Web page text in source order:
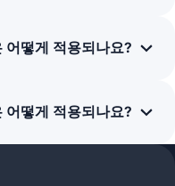
떻게 적용되나요?
떻게 적용되나요?